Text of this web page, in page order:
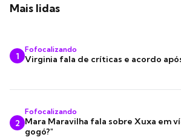
Mais lidas
1
Fofocalizando
Virginia fala de críticas e acordo
2
Fofocalizando
Mara Maravilha fala sobre Xuxa em
gogó?"